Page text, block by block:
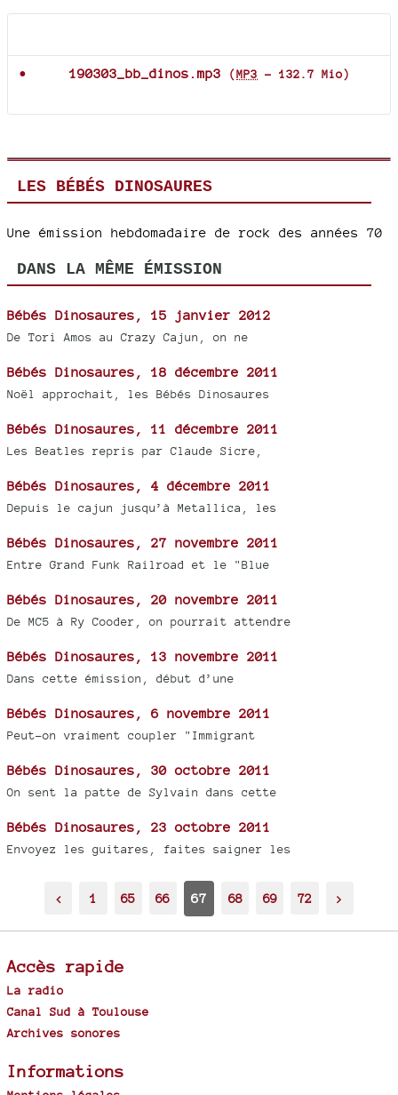
190303_bb_dinos.mp3 (MP3 - 132.7 Mio)
LES BÉBÉS DINOSAURES
Une émission hebdomadaire de rock des années 70
DANS LA MÊME ÉMISSION
Bébés Dinosaures, 15 janvier 2012
De Tori Amos au Crazy Cajun, on ne
Bébés Dinosaures, 18 décembre 2011
Noël approchait, les Bébés Dinosaures
Bébés Dinosaures, 11 décembre 2011
Les Beatles repris par Claude Sicre,
Bébés Dinosaures, 4 décembre 2011
Depuis le cajun jusqu’à Metallica, les
Bébés Dinosaures, 27 novembre 2011
Entre Grand Funk Railroad et le "Blue
Bébés Dinosaures, 20 novembre 2011
De MC5 à Ry Cooder, on pourrait attendre
Bébés Dinosaures, 13 novembre 2011
Dans cette émission, début d’une
Bébés Dinosaures, 6 novembre 2011
Peut-on vraiment coupler "Immigrant
Bébés Dinosaures, 30 octobre 2011
On sent la patte de Sylvain dans cette
Bébés Dinosaures, 23 octobre 2011
Envoyez les guitares, faites saigner les
< 1 65 66 67 68 69 72 >
Accès rapide
La radio
Canal Sud à Toulouse
Archives sonores
Informations